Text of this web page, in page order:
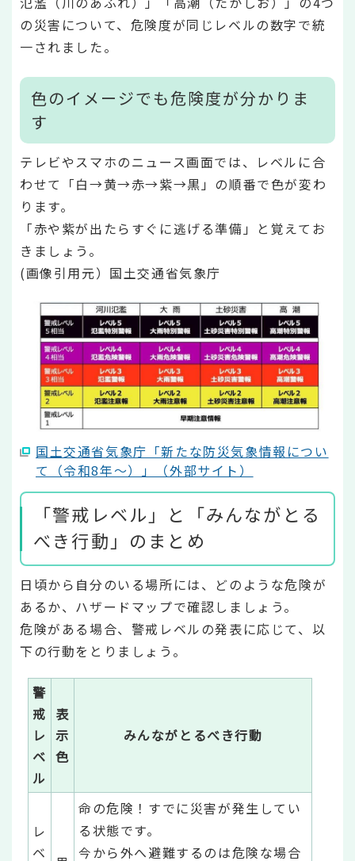
の災害について、危険度が同じレベルの数字で統
一されました。
色のイメージでも危険度が分かりま
す
テレビやスマホのニュース画面では、レベルに合
わせて「白→黄→赤→紫→黒」の順番で色が変わ
ります。
「赤や紫が出たらすぐに逃げる準備」と覚えてお
きましょう。
(画像引用元）国土交通省気象庁
国土交通省気象庁「新たな防災気象情報につい
て（令和8年～）」（外部サイト）
「警戒レベル」と「みんながとる
べき行動」のまとめ
日頃から自分のいる場所には、どのような危険が
あるか、ハザードマップで確認しましょう。
危険がある場合、警戒レベルの発表に応じて、以
下の行動をとりましょう。
警
戒
レ
ベ
ル
表
示
色
みんながとるべき行動
レ
ベ
命の危険！すでに災害が発生してい
る状態です。
今から外へ避難するのは危険な場合